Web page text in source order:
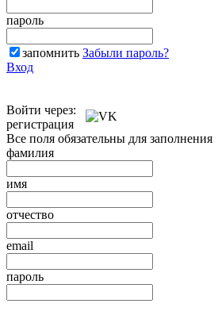
пароль
запомнить Забыли пароль?
Вход
Войти через:
регистрация
Все поля обязательны для заполнения
фамилия
имя
отчество
email
пароль